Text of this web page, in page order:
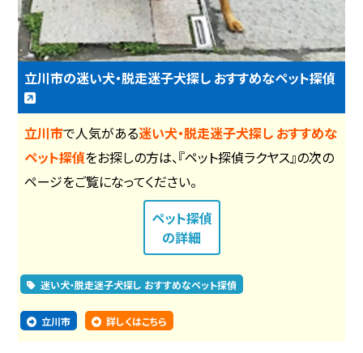
立川市の迷い犬・脱走迷子犬探し おすすめなペット探偵
立川市で人気がある迷い犬・脱走迷子犬探し おすすめな
ペット探偵をお探しの方は、『ペット探偵ラクヤス』の次の
ページをご覧になってください。
ペット探偵
の詳細
迷い犬・脱走迷子犬探し おすすめなペット探偵
立川市 詳しくはこちら